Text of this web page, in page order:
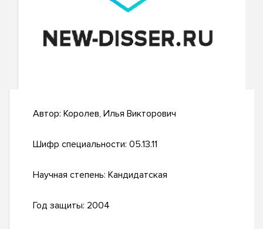
Автор: Королев, Илья Викторович
Шифр специальности: 05.13.11
Научная степень: Кандидатская
Год защиты: 2004